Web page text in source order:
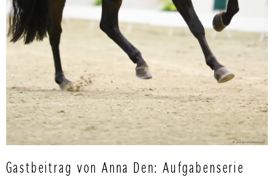
Gastbeitrag von Anna Den: Aufgabenserie